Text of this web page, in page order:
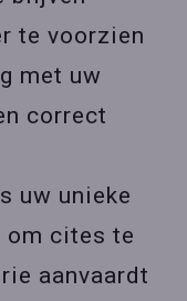
te voorzien
met uw
correct
uw unieke
om cites te
aanvaardt